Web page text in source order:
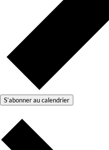
S’abonner au calendrier